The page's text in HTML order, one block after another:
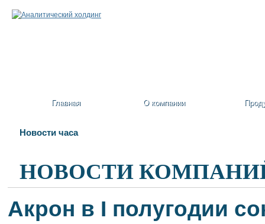
Главная О компании
Новости часа
НОВОСТИ
Акрон в I полугодии